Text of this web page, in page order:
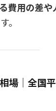
費用の差
。
場｜全国